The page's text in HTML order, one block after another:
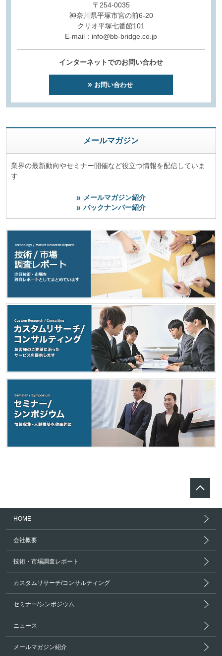
〒254-0035
神奈川県平塚市宮の前6-20
クリオ平塚七番館101
E-mail：info@bb-bridge.co.jp
インターネットでのお問い合わせ
お問い合わせ
メールマガジン
業界の最新動向やセミナー開催など役立つ情報を配信していま
す
メールマガジン紹介
バックナンバー紹介
HOME
会社概要
技術・市場調査レポート
カスタムリサーチ/コンサルティング
セミナー/シンポジウム
ニュース
メールマガジン紹介